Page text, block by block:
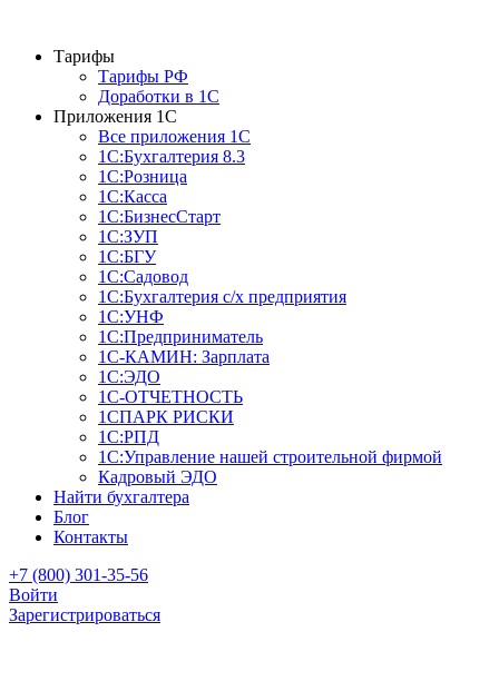
Тарифы
Тарифы РФ
Доработки в 1C
Приложения 1С
Все приложения 1С
1С:Бухгалтерия 8.3
1С:Розница
1С:Касса
1С:БизнесСтарт
1С:ЗУП
1С:БГУ
1С:Садовод
1С:Бухгалтерия с/х предприятия
1С:УНФ
1С:Предприниматель
1С-КАМИН: Зарплата
1С:ЭДО
1С-ОТЧЕТНОСТЬ
1СПАРК РИСКИ
1С:РПД
1С:Управление нашей строительной фирмой
Кадровый ЭДО
Найти бухгалтера
Блог
Контакты
+7 (800) 301-35-56
Войти
Зарегистрироваться